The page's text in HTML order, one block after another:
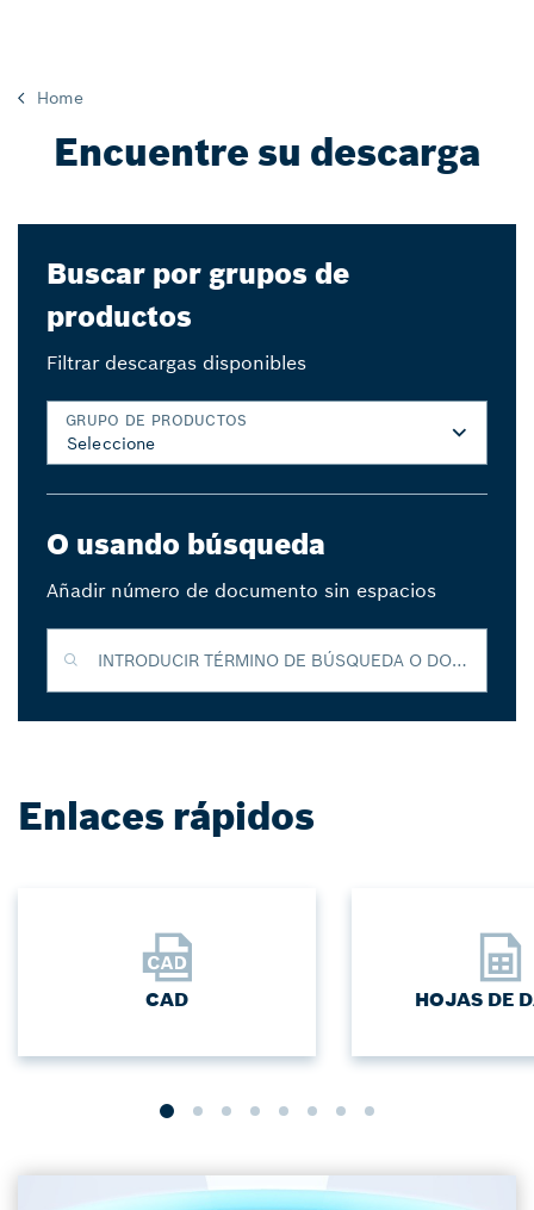
Home
Encuentre su descarga
Buscar por grupos de
productos
Filtrar descargas disponibles
GRUPO DE PRODUCTOS
O usando búsqueda
Añadir número de documento sin espacios
INTRODUCIR TÉRMINO DE BÚSQUEDA O DOCUMENTO DE ID
Enlaces rápidos
CAD HOJAS DE